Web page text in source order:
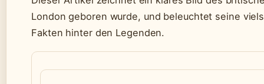
London geboren wurde, und beleuchtet seine
Fakten hinter den Legenden.